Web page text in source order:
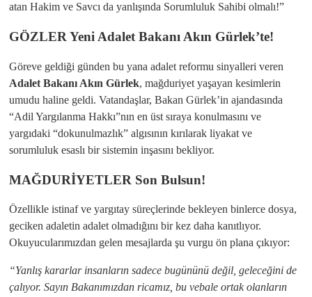
atan Hakim ve Savcı da yanlışında Sorumluluk Sahibi olmalı!”
​GÖZLER Yeni Adalet Bakanı Akın Gürlek’te!
​Göreve geldiği günden bu yana adalet reformu sinyalleri veren
Adalet Bakanı Akın Gürlek, mağduriyet yaşayan kesimlerin
umudu haline geldi. Vatandaşlar, Bakan Gürlek’in ajandasında
“Adil Yargılanma Hakkı”nın en üst sıraya konulmasını ve
yargıdaki “dokunulmazlık” algısının kırılarak liyakat ve
sorumluluk esaslı bir sistemin inşasını bekliyor.
​MAĞDURİYETLER Son Bulsun!
​Özellikle istinaf ve yargıtay süreçlerinde bekleyen binlerce dosya,
geciken adaletin adalet olmadığını bir kez daha kanıtlıyor.
Okuyucularımızdan gelen mesajlarda şu vurgu ön plana çıkıyor:
“Yanlış kararlar insanların sadece bugününü değil, geleceğini de
çalıyor. Sayın Bakanımızdan ricamız, bu vebale ortak olanların